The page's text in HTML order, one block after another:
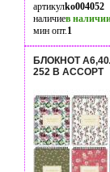
артикулko004052
наличиев
мин опт.1
БЛОКНОТ
252 В АССОРТ